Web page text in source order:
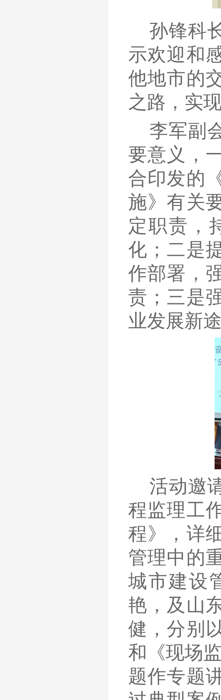
孙锋科
示欢迎和
他地市的
之路 ，实
李军副
要意义
，
合印发的
施》 有关
定职责，
化 ；二是
作部署，
责 ； 三是
业发展新
活动邀
程监理工
程》
，详
管理中的
城市建设
艳，及山
健，分别
和《现场
题作专题